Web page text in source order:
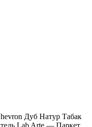
Дуб Натур Табак
Lab Arte — Паркет